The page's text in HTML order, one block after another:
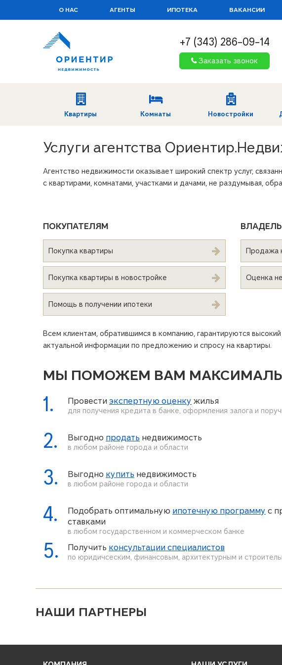
О НАС АГЕНТЫ ИПОТЕКА ВАКАНСИИ
+7 (343) 286-09-14
Заказать звонок
Квартиры Комнаты Новостройки
Услуги агентства
Агентство недвижимости оказывает широкий спектр услуг,
с квартирами, комнатами, участками и дачами, не раздумывая,
ПОКУПАТЕЛЯМ
Покупка квартиры
Покупка квартиры в новостройке
Помощь в получении ипотеки
Продажа
Оценка
Всем клиентам, обратившимся в компанию, гарантируются
актуальной информации по предложению и спросу на квартиры.
МЫ ПОМОЖЕМ ВАМ
1. Провести экспертную оценку жилья
для получения кредита в банке, оформления залога и
2. Выгодно продать недвижимость
в любом районе города и области
3. Выгодно купить недвижимость
в любом районе города и области
4. Подобрать оптимальную ипотечную программу с
ставками
в любом государственном и коммерческом банке
5. Получить консультации специалистов
по юридичсеским, финансовым, архитектурным и
НАШИ ПАРТНЕРЫ